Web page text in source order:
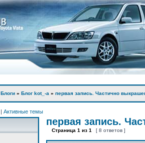
Блоги » Блог kot_-а » первая запись. Частично
| Активные темы
первая запись.
Страница 1 из 1 [ 8 ответов ]